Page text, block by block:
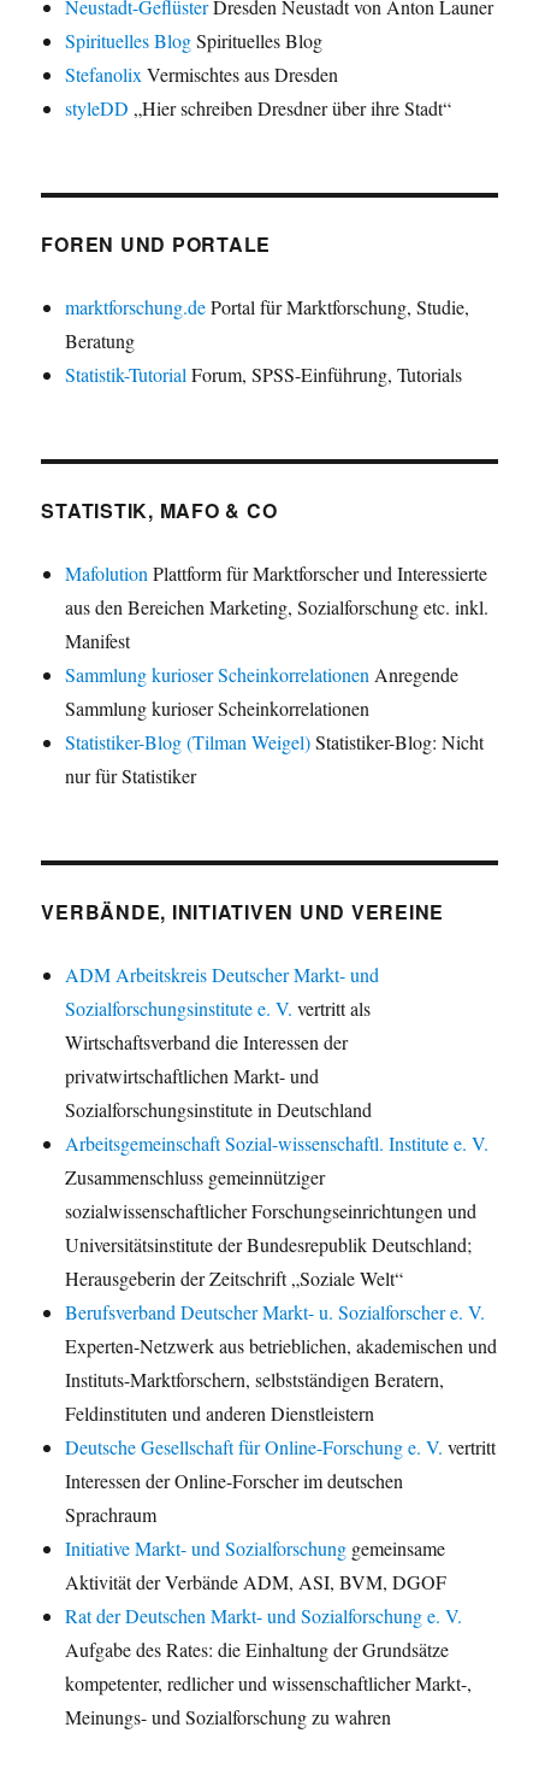
Neustadt-GeflüsterDresden Neustadt von Anton Launer
Spirituelles BlogSpirituelles Blog
Stefanolix Vermischtes aus Dresden
styleDD „Hier schreiben Dresdner über ihre Stadt“
FOREN UND PORTALE
marktforschung.dePortal für Marktforschung, Studie,
Beratung
Statistik-Tutorial Forum, SPSS-Einführung, Tutorials
STATISTIK, MAFO & CO
Mafolution Plattform für Marktforscher und Interessierte
aus den Bereichen Marketing, Sozialforschung etc. inkl.
Manifest
Sammlung kurioser Scheinkorrelationen Anregende
Sammlung kurioser Scheinkorrelationen
Statistiker-Blog (Tilman Weigel)Statistiker-Blog: Nicht
nur für Statistiker
VERBÄNDE, INITIATIVEN UND VEREINE
ADM Arbeitskreis Deutscher Markt- und
Sozialforschungsinstitute e. V. vertritt als
Wirtschaftsverband die Interessen der
privatwirtschaftlichen Markt- und
Sozialforschungsinstitute in Deutschland
Arbeitsgemeinschaft Sozial-wissenschaftl. Institute e. V.
Zusammenschluss gemeinnütziger
sozialwissenschaftlicher Forschungseinrichtungen und
Universitätsinstitute der Bundesrepublik Deutschland;
Herausgeberin der Zeitschrift „Soziale Welt“
Berufsverband Deutscher Markt- u. Sozialforscher e. V.
Experten-Netzwerk aus betrieblichen, akademischen und
Instituts-Marktforschern, selbstständigen Beratern,
Feldinstituten und anderen Dienstleistern
Deutsche Gesellschaft für Online-Forschung e. V. vertritt
Interessen der Online-Forscher im deutschen
Sprachraum
Initiative Markt- und Sozialforschung gemeinsame
Aktivität der Verbände ADM, ASI, BVM, DGOF
Rat der Deutschen Markt- und Sozialforschung e. V.
Aufgabe des Rates: die Einhaltung der Grundsätze
kompetenter, redlicher und wissenschaftlicher Markt-,
Meinungs- und Sozialforschung zu wahren